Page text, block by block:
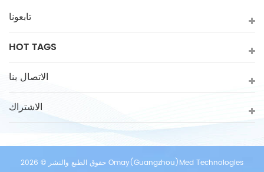
تابعونا
HOT TAGS
الاتصال بنا
الاشتراك
حقوق الطبع والنشر © 2026 Omay(Guangzhou)Med Technologies